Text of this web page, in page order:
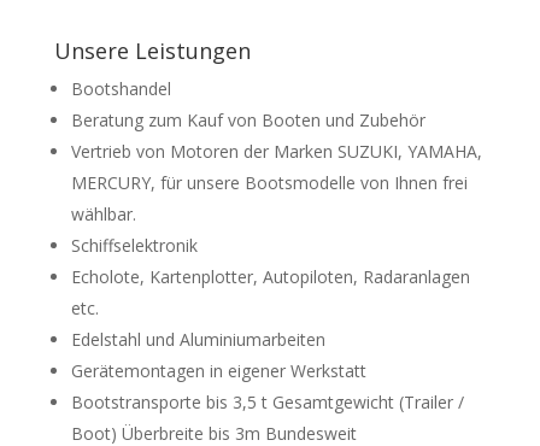
Unsere Leistungen
Bootshandel
Beratung zum Kauf von Booten und Zubehör
Vertrieb von Motoren der Marken SUZUKI, YAMAHA,
MERCURY, für unsere Bootsmodelle von Ihnen frei
wählbar.
Schiffselektronik
Echolote, Kartenplotter, Autopiloten, Radaranlagen
etc.
Edelstahl und Aluminiumarbeiten
Gerätemontagen in eigener Werkstatt
Bootstransporte bis 3,5 t Gesamtgewicht (Trailer /
Boot) Überbreite bis 3m Bundesweit